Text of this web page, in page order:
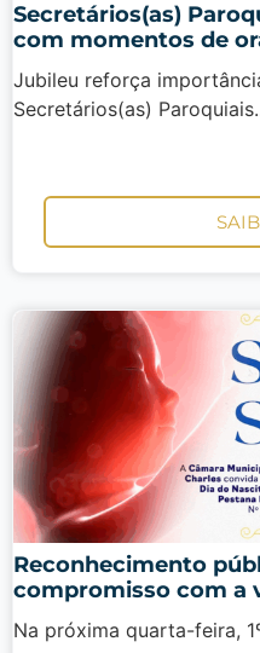
Secretários(as)
com momentos de
Jubileu reforça
Secretários(as)
Reconhecimento
compromisso com a
Na próxima quarta-feira,